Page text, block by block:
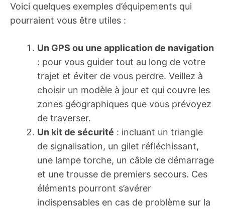
Voici quelques exemples d’équipements qui
pourraient vous être utiles :
Un GPS ou une application de navigation
: pour vous guider tout au long de votre
trajet et éviter de vous perdre. Veillez à
choisir un modèle à jour et qui couvre les
zones géographiques que vous prévoyez
de traverser.
Un kit de sécurité : incluant un triangle
de signalisation, un gilet réfléchissant,
une lampe torche, un câble de démarrage
et une trousse de premiers secours. Ces
éléments pourront s’avérer
indispensables en cas de problème sur la